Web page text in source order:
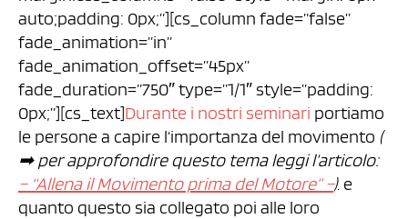
auto;padding: 0px;”][cs_column fade=”false”
fade_animation=”in”
fade_animation_offset=”45px”
fade_duration=”750″ type=”1/1″ style=”padding:
0px;”][cs_text]Durante i nostri seminari portiamo
le persone a capire l‘importanza del movimento (
➡︎ per approfondire questo tema leggi l’articolo:
– “Allena il Movimento prima del Motore” –). e
quanto questo sia collegato poi alle loro